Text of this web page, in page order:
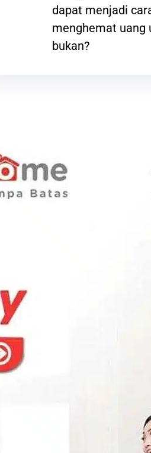
dapat menjadi
menghemat uang
bukan?